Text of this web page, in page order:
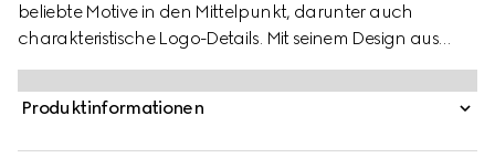
beliebte Motive in den Mittelpunkt, darunter auch
charakteristische Logo-Details. Mit seinem Design aus
Oxford-Baumwolle mit GG Mignon ist dieses Hemd für
Babys eine Hommage an das Monogramm-Logo des
Hauses.
Produktinformationen